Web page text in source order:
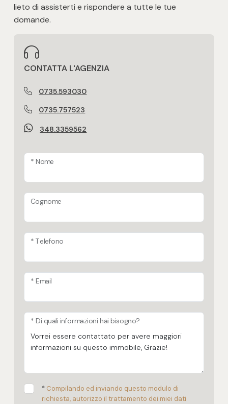
lieto di assisterti e rispondere a tutte le tue
domande.
CONTATTA L'AGENZIA
0735.593030
0735.757523
348.3359562
* Nome
Cognome
* Telefono
* Email
* Di quali informazioni hai bisogno?
* Compilando ed inviando questo modulo di
richiesta, autorizzo il trattamento dei miei dati